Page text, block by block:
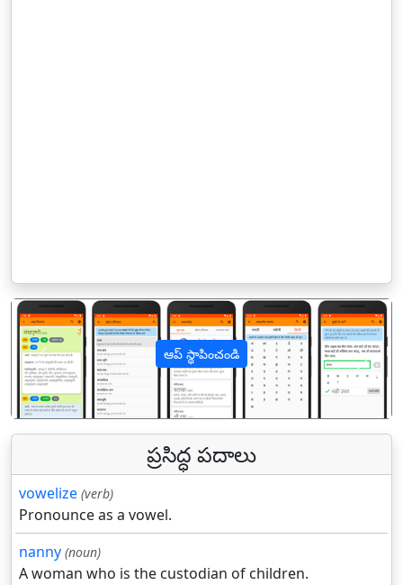
ఆప్ స్థాపించండి
पिछला
ప్రసిద్ధ పదాలు
vowelize (verb)
Pronounce as a vowel.
nanny (noun)
A woman who is the custodian of children.